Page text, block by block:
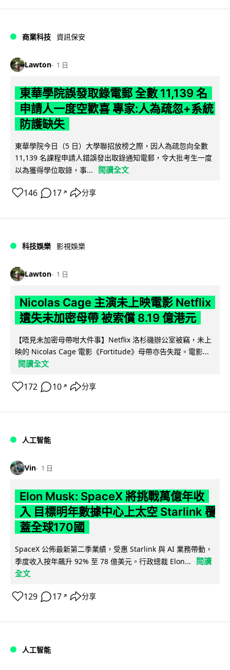
商業科技 資訊保安
Lawton 1 日
東華學院誤發取錄電郵 全數 11,139 名
申請人一度空歡喜 專家:人為疏忽+系統
防護缺失
東華學院今日（5 日）大學聯招放榜之際，因人為疏忽向全數
11,139 名課程申請人錯誤發出取錄通知電郵，令大批考生一度
以為獲得學位取錄，事...
閱讀全文
146 17 ↗ 分享
科技娛樂 影視娛樂
Lawton 1 日
Nicolas Cage 主演未上映電影 Netflix
遺失未加密母帶 被索償 8.19 億港元
【唔見未加密母帶咁大件事】Netflix 洛杉磯辦公室被竊，未上
映的 Nicolas Cage 電影《Fortitude》母帶亦告失蹤。電影...
閱讀全文
172 10 ↗ 分享
人工智能
Vin 1 日
Elon Musk: SpaceX 將挑戰萬億年收
入 目標明年數據中心上太空 Starlink 覆
蓋全球170國
SpaceX 公佈最新第二季業績，受惠 Starlink 與 AI 業務帶動，
季度收入按年飆升 92% 至 78 億美元。行政總裁 Elon...
閱讀
全文
129 17 ↗ 分享
人工智能